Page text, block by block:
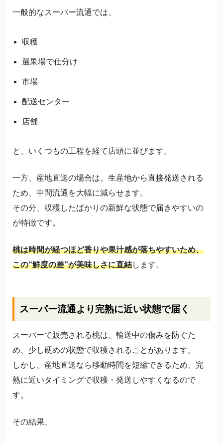
一般的なスーパー流通では、
収穫
選果場で仕分け
市場
配送センター
店舗
と、いくつもの工程を経て店頭に並びます。
一方、産地直送の場合は、生産地から直接発送される
ため、中間流通を大幅に減らせます。
その分、収穫したばかりの新鮮な状態で届きやすいの
が特徴です。
桃は時間が経つほど香りや果汁感が落ちやすいため、
この“鮮度の差”が美味しさに直結します。
スーパー流通より完熟に近い状態で届く
スーパーで販売される桃は、輸送中の傷みを防ぐた
め、少し硬めの状態で収穫されることがあります。
しかし、産地直送なら移動時間を短縮できるため、完
熟に近いタイミングで収穫・発送しやすくなるので
す。
その結果、